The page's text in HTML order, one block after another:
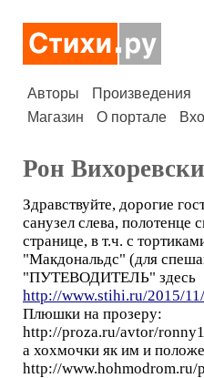
Авторы Произведения
Магазин
О портале
Рон
Здравствуйте, дорогие
санузел слева, полотенце
странице, в т.ч. с
"Макдональдс" (для
"ПУТЕВОДИТЕЛЬ" здесь
http://www.stihi.ru/2015/
Плюшки на прозеру:
http://proza.ru/avtor/ronny1
а хохмочки як им и
http://